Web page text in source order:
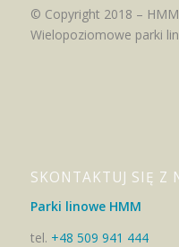
© Copyright 2018 – HMM
Wielopoziomowe parki
SKONTAKTUJ SIĘ Z
Parki linowe HMM
tel. +48 509 941 444